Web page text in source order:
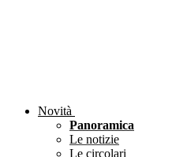
Novità
Panoramica
Le notizie
Le circolari